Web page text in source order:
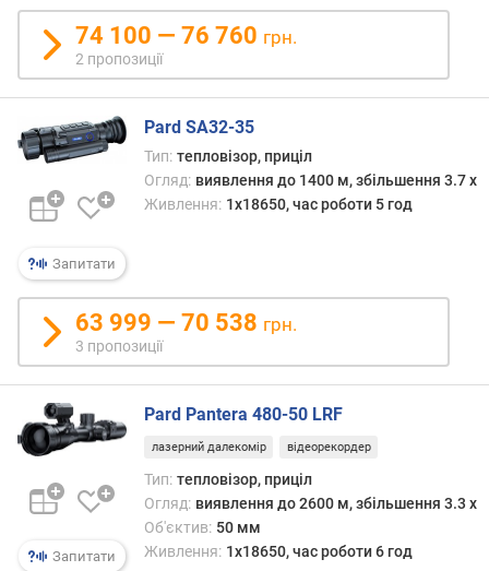
ц
и
ф
р
о
в
з
б
л
ь
е
я
(
x
п
л
74 100 — 76 760 грн.
2 пропозиції
Запитати
Pard SA32-35
Тип: тепловізор, приціл
Огляд: виявлення до 1400 м, збільшення 3.7 x
Живлення: 1x18650, час роботи 5 год
63 999 — 70 538 грн.
3 пропозиції
Запитати
Pard Pantera 480-50 LRF
лазерний далекомір відеорекордер
Тип: тепловізор, приціл
Огляд: виявлення до 2600 м, збільшення 3.3 x
Об'єктив: 50 мм
Живлення: 1x18650, час роботи 6 год